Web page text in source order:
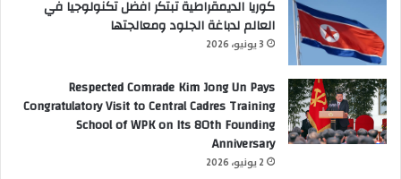
كوريا الديمقراطية تبتكر افضل تكنولوجيا في
العالم لدباغة الجلود ومعالجتها
3 يونيو، 2026
Respected Comrade Kim Jong Un Pays
Congratulatory Visit to Central Cadres Training
School of WPK on Its 80th Founding
Anniversary
2 يونيو، 2026